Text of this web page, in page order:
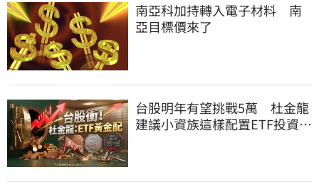
南亞科加持轉入電子材料 南
亞目標價來了
台股明年有望挑戰5萬 杜金龍
建議小資族這樣配置ETF投資組